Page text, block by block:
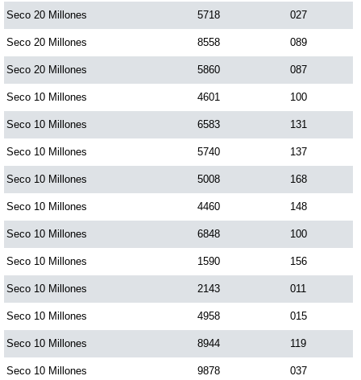
Paisita Día
Paisita Noche
Paisita 3
Pick 3 Día
Pick 3 Noche
Pick 4 Día
Pick 4 Noche
Seco 20 Millones 5718 027
Seco 20 Millones 8558 089
Seco 20 Millones 5860 087
Seco 10 Millones 4601 100
Seco 10 Millones 6583 131
Seco 10 Millones 5740 137
Seco 10 Millones 5008 168
Seco 10 Millones 4460 148
Seco 10 Millones 6848 100
Seco 10 Millones 1590 156
Seco 10 Millones 2143 011
Seco 10 Millones 4958 015
Seco 10 Millones 8944 119
Seco 10 Millones 9878 037